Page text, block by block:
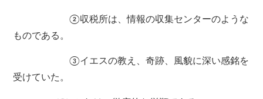
②収税所は、情報の収集センターのような
ものである。
③イエスの教え、奇跡、風貌に深い感銘を
受けていた。